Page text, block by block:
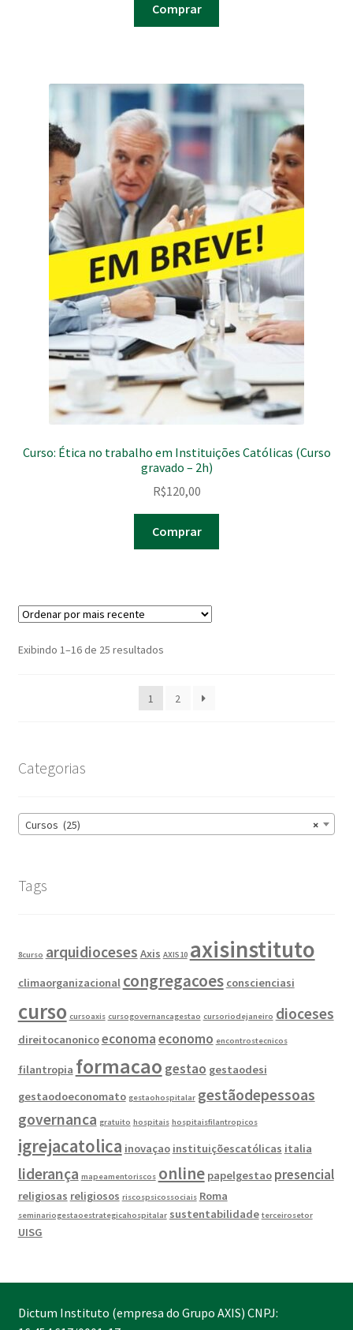
Comprar
Curso: Ética no trabalho em Instituições Católicas (Curso
gravado – 2h)
R$120,00
Comprar
Exibindo 1–16 de 25 resultados
1 2
Categorias
×
Cursos (25)
Tags
8curso arquidioceses Axis AXIS10 axisinstituto
climaorganizacional congregacoes conscienciasi
curso cursoaxis cursogovernancagestao cursoriodejaneiro dioceses
direitocanonicoeconomaeconomo encontrostecnicos
filantropia formacao gestao gestaodesi
gestaodoeconomato gestaohospitalar gestãodepessoas
governanca gratuito hospitais hospitaisfilantropicos
igrejacatolica inovaçao instituiçõescatólicas italia
liderança mapeamentoriscos online papelgestao presencial
religiosas religiosos riscospsicossociais Roma
seminariogestaoestrategicahospitalar sustentabilidade terceirosetor
UISG
Dictum Instituto (empresa do Grupo AXIS) CNPJ: